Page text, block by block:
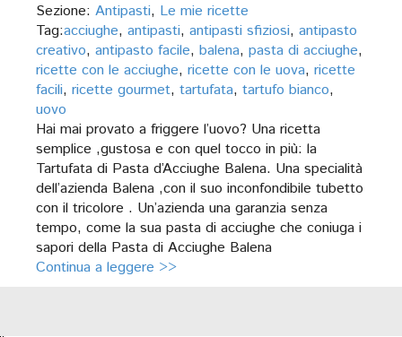
Sezione: Antipasti, Le mie ricette
Tag:acciughe, antipasti, antipasti sfiziosi, antipasto
creativo, antipasto facile, balena, pasta di acciughe,
ricette con le acciughe, ricette con le uova, ricette
facili, ricette gourmet, tartufata, tartufo bianco,
uovo
Hai mai provato a friggere l’uovo? Una ricetta
semplice ,gustosa e con quel tocco in più: la
Tartufata di Pasta d’Acciughe Balena. Una specialità
dell’azienda Balena ,con il suo inconfondibile tubetto
con il tricolore . Un’azienda una garanzia senza
tempo, come la sua pasta di acciughe che coniuga i
sapori della Pasta di Acciughe Balena
Continua a leggere >>